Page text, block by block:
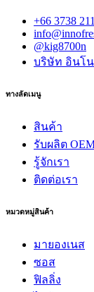
+66 3738
@kig8700n
บริษัท อินโ
ทางลัดเมนู
สินค้า
รับผลิต
รู้จักเรา
ติดต่อเรา
หมวดหมู่สินค้า
มายองเนส
ซอส
ฟิลลิ่ง